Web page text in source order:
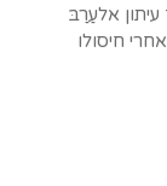
אלעַרַבּ
חיסולו